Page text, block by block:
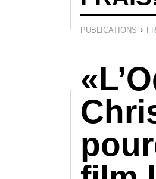
PUBLICATIONS ›